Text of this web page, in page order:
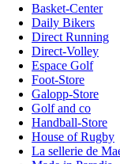
Basket-Center
Daily Bikers
Direct Running
Direct-Volley
Espace Golf
Foot-Store
Galopp-Store
Golf and co
Handball-Store
House of Rugby
La sellerie de